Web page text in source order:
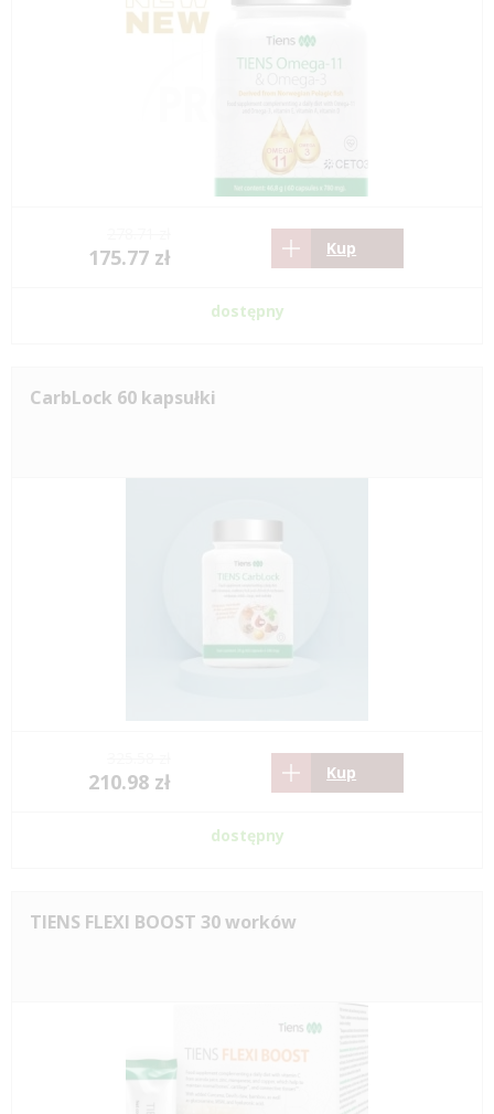
175.77 zł Kup
dostępny
CarbLock 60 kapsułki
210.98 zł Kup
dostępny
TIENS FLEXI BOOST 30 worków